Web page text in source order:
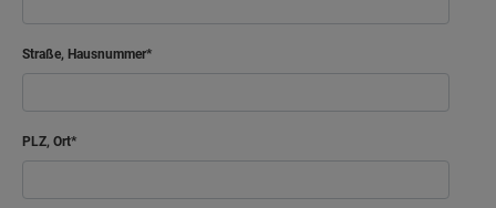
Straße, Hausnummer
PLZ, Ort